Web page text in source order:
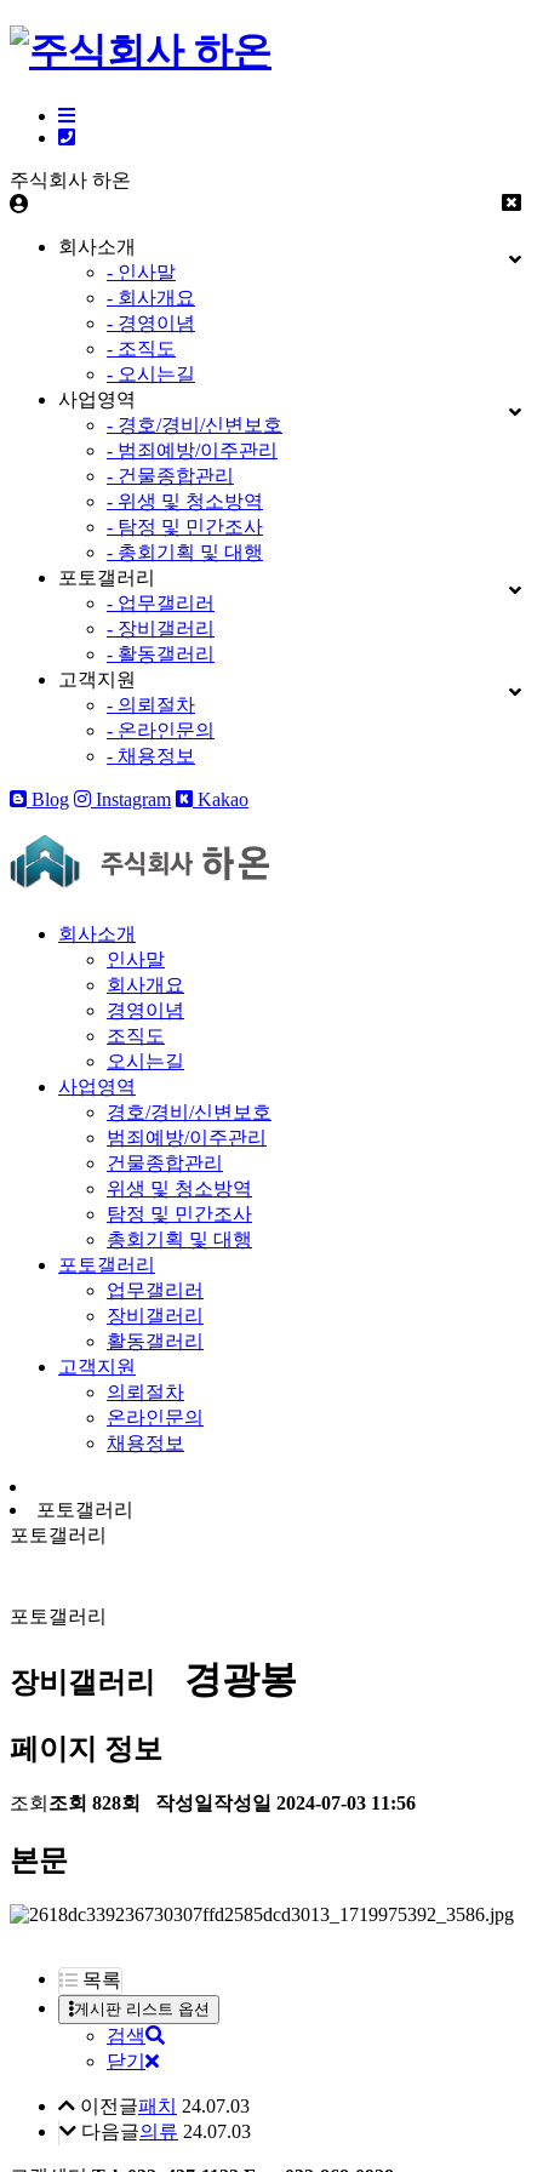
주식회사 하온
회사소개
- 인사말
- 회사개요
- 경영이념
- 조직도
- 오시는길
사업영역
- 경호/경비/신변보호
- 범죄예방/이주관리
- 건물종합관리
- 위생 및 청소방역
- 탐정 및 민간조사
- 총회기획 및 대행
포토갤러리
- 업무갤리러
- 장비갤러리
- 활동갤러리
고객지원
- 의뢰절차
- 온라인문의
- 채용정보
Blog Instagram Kakao
회사소개
인사말
회사개요
경영이념
조직도
오시는길
사업영역
경호/경비/신변보호
범죄예방/이주관리
건물종합관리
위생 및 청소방역
탐정 및 민간조사
총회기획 및 대행
포토갤러리
업무갤리러
장비갤러리
활동갤러리
고객지원
의뢰절차
온라인문의
채용정보
포토갤러리
포토갤러리
포토갤러리
장비갤러리 경광봉
페이지 정보
조회 조회 828회 작성일작성일 2024-07-03 11:56
본문
목록
게시판 리스트 옵션
검색
닫기
이전글패치
24.07.03
다음글의류 24.07.03